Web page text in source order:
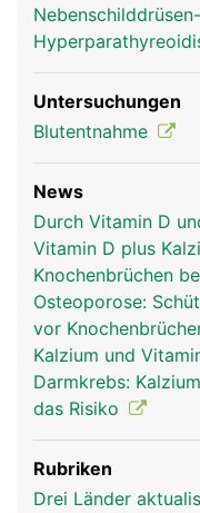
Untersuchungen
Blutentnahme
News
Durch Vitamin D
Vitamin D plus
Knochenbrüchen
Osteoporose:
vor
Kalzium und
Darmkrebs:
das Risiko
Rubriken
Drei Länder